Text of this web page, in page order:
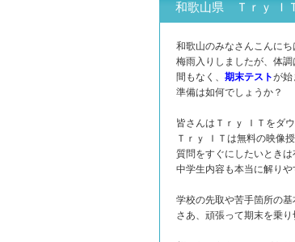
和歌山県 Ｔｒｙ Ｉ
和歌山のみなさんこんにち
梅雨入りしましたが、体
間もなく、 期末テストが始
準備は如何でしょうか？
皆さんはＴｒｙ ＩＴをダ
Ｔｒｙ ＩＴは無料の映像授
質問をすぐにしたいときは
中学生内容も本当に解りや
学校の先取や苦手箇所の
さあ、頑張って期末を乗り